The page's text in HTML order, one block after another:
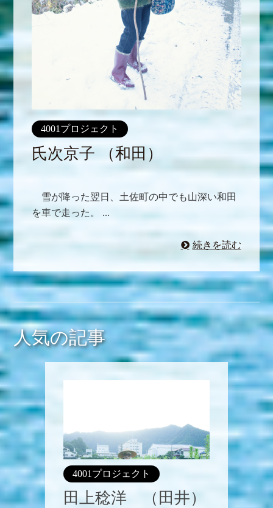
4001プロジェクト
氏次京子 （和田）
雪が降った翌日、土佐町の中でも山深い和田
を車で走った。 ...
続きを読む
人気の記事
4001プロジェクト
田上稔洋 （田井）